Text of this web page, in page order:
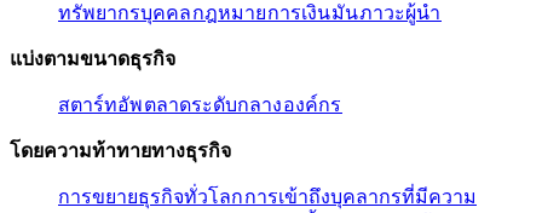
ทรัพยากรบุคคล​​กฎหมาย​​การเงิน​​มัน​​ภาวะผู้นํา​​
แบ่งตามขนาดธุรกิจ​​
สตาร์ทอัพ​​ตลาดระดับกลาง​​องค์กร​​
โดยความท้าทายทางธุรกิจ​​
การขยายธุรกิจทั่วโลก​​การเข้าถึงบุคลากรที่มีความ